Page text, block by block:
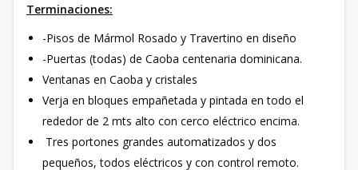
Terminaciones:
-Pisos de Mármol Rosado y Travertino en diseño
-Puertas (todas) de Caoba centenaria dominicana.
Ventanas en Caoba y cristales
Verja en bloques empañetada y pintada en todo el
rededor de 2 mts alto con cerco eléctrico encima.
Tres portones grandes automatizados y dos
pequeños, todos eléctricos y con control remoto.